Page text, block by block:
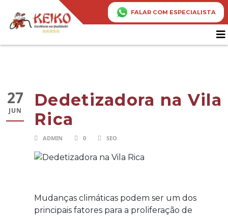
FALAR COM ESPECIALISTA
27
JUN
Dedetizadora na Vila
Rica
ADMIN 0 SEO
Mudanças climáticas podem ser um dos
principais fatores para a proliferação de